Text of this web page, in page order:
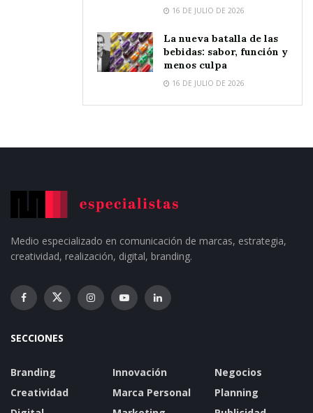
16 DE JULIO DE 2026
La nueva batalla de las
bebidas: sabor, función y
menos culpa
16 DE JULIO DE 2026
Medio especializado en comunicación de marcas, estrategia,
creatividad, realización, digital, branding.
SECCIONES
Branding
Creatividad
Innovación
Marca Personal
Negocios
Planning